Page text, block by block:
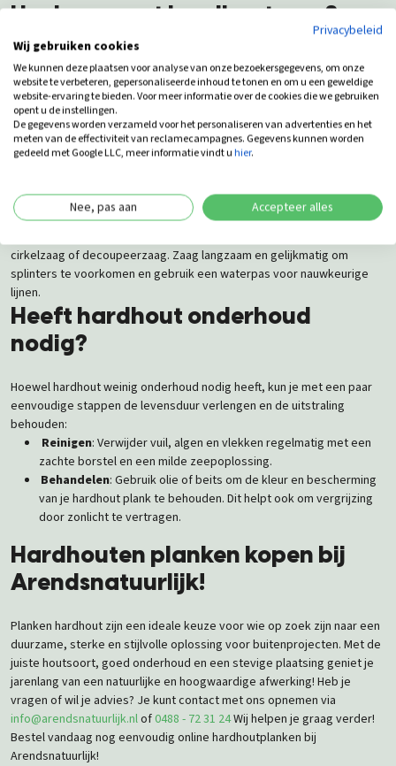
Hoelang gaat hardhout mee?
houtsoort en toepassing kan hardhout 20 tot 25 jaar meegaan. De
natuurlijke oliën in hardhout dragen bij aan deze duurzaamheid,
waardoor het hout weinig onderhoud nodig heeft. Goed geplaatste en
onderhouden hardhouten planken blijven jarenlang in topconditie!
Hoe zaag je hardhouten planken?
Het zagen van hardhout vereist het juiste gereedschap, omdat het
hout door zijn hoge dichtheid moeilijker te bewerken is dan zachtere
cirkelzaag of decoupeerzaag. Zaag langzaam en gelijkmatig om
splinters te voorkomen en gebruik een waterpas voor nauwkeurige
lijnen.
Heeft hardhout onderhoud
nodig?
Hoewel hardhout weinig onderhoud nodig heeft, kun je met een paar
eenvoudige stappen de levensduur verlengen en de uitstraling
behouden:
Reinigen: Verwijder vuil, algen en vlekken regelmatig met een
zachte borstel en een milde zeepoplossing.
Behandelen: Gebruik olie of beits om de kleur en bescherming
van je hardhout plank te behouden. Dit helpt ook om vergrijzing
door zonlicht te vertragen.
Hardhouten planken kopen bij
Arendsnatuurlijk!
Planken hardhout zijn een ideale keuze voor wie op zoek zijn naar een
duurzame, sterke en stijlvolle oplossing voor buitenprojecten. Met de
juiste houtsoort, goed onderhoud en een stevige plaatsing geniet je
jarenlang van een natuurlijke en hoogwaardige afwerking! Heb je
vragen of wil je advies? Je kunt contact met ons opnemen via
info@arendsnatuurlijk.nlof0488 - 72 31 24Wij helpen je graag verder!
Bestel vandaag nog eenvoudig online hardhoutplanken bij
Arendsnatuurlijk!
Privacybeleid
Wij gebruiken cookies
We kunnen deze plaatsen voor analyse van onze bezoekersgegevens, om onze
website te verbeteren, gepersonaliseerde inhoud te tonen en om u een geweldige
website-ervaring te bieden. Voor meer informatie over de cookies die we gebruiken
opent u de instellingen.
De gegevens worden verzameld voor het personaliseren van advertenties en het
meten van de effectiviteit van reclamecampagnes. Gegevens kunnen worden
gedeeld met Google LLC, meer informatie vindt uhier.
Nee, pas aan Accepteer alles